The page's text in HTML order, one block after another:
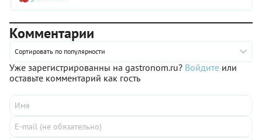
картошкой и жареным луком и беконом. Для большего
эффекта отварите вареники заранее, а потом поджарьте их
вместе с дополнительной порцией сырокопченого бекона до
румяной корочки. Блюдо будет выглядеть очень аппетитно!
Рекомендуем попробовать вареники с картошкой и
беконом, рецептом которых мы делимся ниже.
Комментарии
Сортировать по популярности
Уже зарегистрированны на gastronom.ru? Войдите или
оставьте комментарий как гость